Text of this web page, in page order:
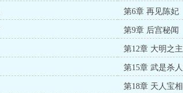
第6章 再见陈妃
第9章 后宫秘闻
第12章 大明之主
第15章 武是杀
第18章 天人宝相